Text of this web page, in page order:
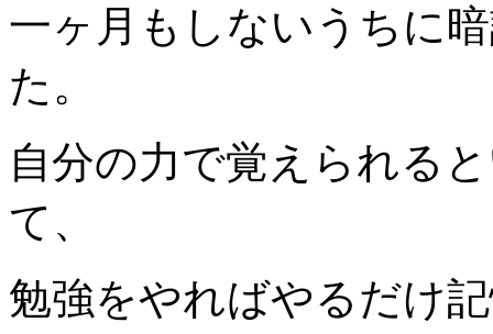
一ヶ月もしないうちに
た。
自分の力で覚えられる
て、
勉強をやればやるだけ